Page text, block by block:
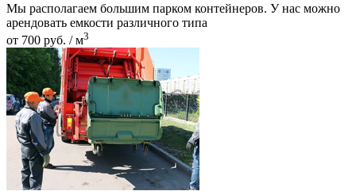
Мы располагаем большим парком контейнеров. У нас можно
арендовать емкости различного типа
от 700 руб. / м3